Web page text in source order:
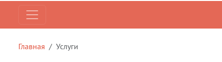
Главная Услуги